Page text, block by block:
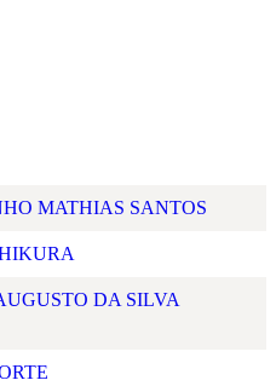
MATHIAS SANTOS
DA SILVA